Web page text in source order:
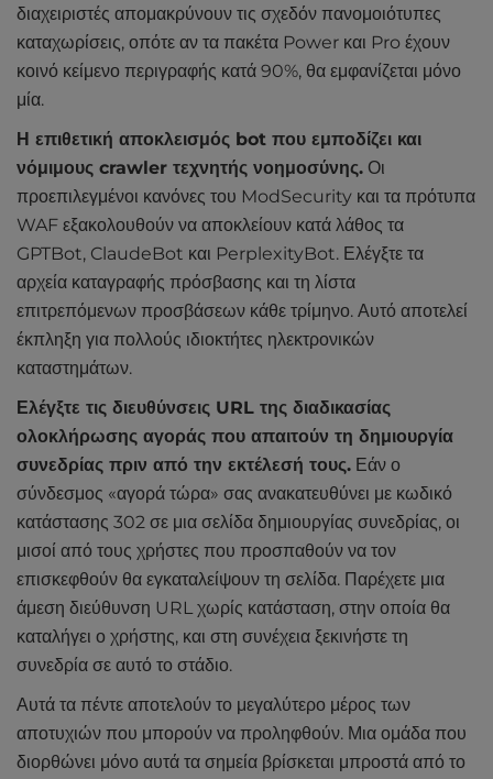
διαχειριστές απομακρύνουν τις σχεδόν πανομοιότυπες
καταχωρίσεις, οπότε αν τα πακέτα Power και Pro έχουν
κοινό κείμενο περιγραφής κατά 90%, θα εμφανίζεται μόνο
μία.
Η επιθετική αποκλεισμός bot που εμποδίζει και
νόμιμους crawler τεχνητής νοημοσύνης. Οι
προεπιλεγμένοι κανόνες του ModSecurity και τα πρότυπα
WAF εξακολουθούν να αποκλείουν κατά λάθος τα
GPTBot, ClaudeBot και PerplexityBot. Ελέγξτε τα
αρχεία καταγραφής πρόσβασης και τη λίστα
επιτρεπόμενων προσβάσεων κάθε τρίμηνο. Αυτό αποτελεί
έκπληξη για πολλούς ιδιοκτήτες ηλεκτρονικών
καταστημάτων.
Ελέγξτε τις διευθύνσεις URL της διαδικασίας
ολοκλήρωσης αγοράς που απαιτούν τη δημιουργία
συνεδρίας πριν από την εκτέλεσή τους. Εάν ο
σύνδεσμος «αγορά τώρα» σας ανακατευθύνει με κωδικό
κατάστασης 302 σε μια σελίδα δημιουργίας συνεδρίας, οι
μισοί από τους χρήστες που προσπαθούν να τον
επισκεφθούν θα εγκαταλείψουν τη σελίδα. Παρέχετε μια
άμεση διεύθυνση URL χωρίς κατάσταση, στην οποία θα
καταλήγει ο χρήστης, και στη συνέχεια ξεκινήστε τη
συνεδρία σε αυτό το στάδιο.
Αυτά τα πέντε αποτελούν το μεγαλύτερο μέρος των
αποτυχιών που μπορούν να προληφθούν. Μια ομάδα που
διορθώνει μόνο αυτά τα σημεία βρίσκεται μπροστά από το